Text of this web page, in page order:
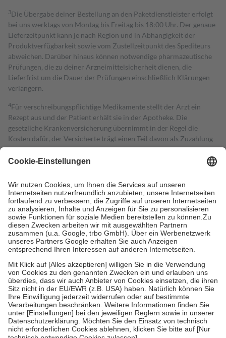
3Die Übergabe deiner Bestellung an den Paketdienstleister erfolgt
bei uns werktags von Montag bis Freitag bis 18:00 Uhr. Der genaue
Lieferzeitpunkt kann je nach Region und in Abhängigkeit der
Produktverfügbarkeit sowie vom Zustellzeitpunkt des Spediteurs
abweichen. Darüber hinaus können notwendige pharmazeutische
Prüfungen, die zu deiner Arzneimittelsicherheit dienen, die
Lieferfrist um die Dauer der Prüfungen einschließlich Klärungen
verlängern.
4Für verschreibungspflichtige Medikamente stellt der Arzt ein
Rezept aus und der Patient erhält sie in der Apotheke. Die
gesetzliche Krankenversicherung übernimmt in der Regel die
Kosten dafür, der Versicherte trägt einen Teil davon als Zuzahlung
mit.
Grundsätzlich leisten Mitglieder Zuzahlungen in Höhe von zehn
höchstens zehn Euro.
Es sind jedoch nie mehr als die tatsächlichen
Kosten der Leistung zu entrichten.
Diese Regeln gelten grundsätzlich auch für Online-Apotheken.
Bei Heilmitteln und häuslicher Krankenpflege beträgt die
Zuzahlung zehn Prozent der Kosten sowie zehn Euro je
Verordnung.
Um das Engagement der Versicherten für ihre eigene Gesundheit zu
stärken und die besondere Stellung der Familie zu unterstützen,
fallenkeine Zuzahlungenan bei:
• Kindern und Jugendlichen bis zum vollendeten 18. Lebensjahr
mit Ausnahme der Fahrkosten
• Untersuchungen zur Vorsorge und Früherkennung, die von der
GKV getragen werden
• empfohlenen Schutzimpfungen
• Harn- und Blutteststreifen